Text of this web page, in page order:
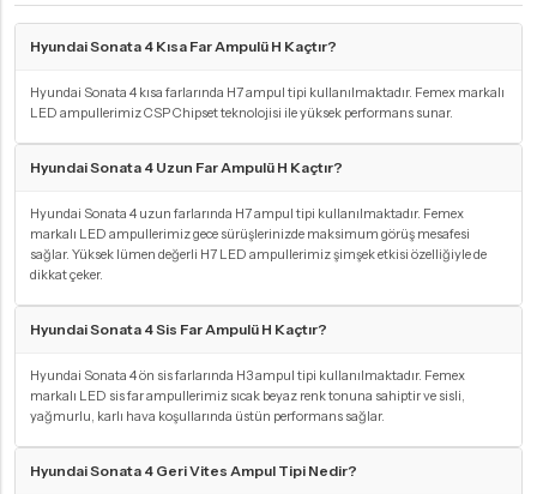
Hyundai Sonata 4 Kısa Far Ampulü H Kaçtır?
Hyundai Sonata 4 kısa farlarında H7 ampul tipi kullanılmaktadır. Femex markalı
LED ampullerimiz CSP Chipset teknolojisi ile yüksek performans sunar.
Hyundai Sonata 4 Uzun Far Ampulü H Kaçtır?
Hyundai Sonata 4 uzun farlarında H7 ampul tipi kullanılmaktadır. Femex
markalı LED ampullerimiz gece sürüşlerinizde maksimum görüş mesafesi
sağlar. Yüksek lümen değerli H7 LED ampullerimiz şimşek etkisi özelliğiyle de
dikkat çeker.
Hyundai Sonata 4 Sis Far Ampulü H Kaçtır?
Hyundai Sonata 4 ön sis farlarında H3 ampul tipi kullanılmaktadır. Femex
markalı LED sis far ampullerimiz sıcak beyaz renk tonuna sahiptir ve sisli,
yağmurlu, karlı hava koşullarında üstün performans sağlar.
Hyundai Sonata 4 Geri Vites Ampul Tipi Nedir?